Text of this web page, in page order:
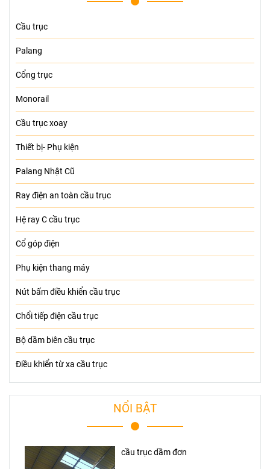
Cầu trục
Palang
Cổng trục
Monorail
Cầu trục xoay
Thiết bị- Phụ kiện
Palang Nhật Cũ
Ray điện an toàn cầu trục
Hệ ray C cầu trục
Cổ góp điện
Phụ kiện thang máy
Nút bấm điều khiển cầu trục
Chổi tiếp điện cầu trục
Bộ dầm biên cầu trục
Điều khiển từ xa cầu trục
NỔI BẬT
cầu trục dầm đơn